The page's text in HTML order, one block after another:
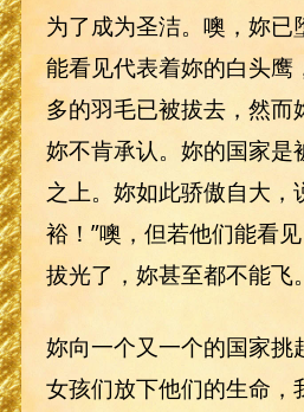
为了成为圣洁。噢，妳已
能看见代表着妳的白头鹰
多的羽毛已被拔去，然而
妳不肯承认。妳的国家是
之上。妳如此骄傲自大，
裕！”噢，但若他们能看
拔光了，妳甚至都不能飞
妳向一个又一个的国家挑
女孩们放下他们的生命，